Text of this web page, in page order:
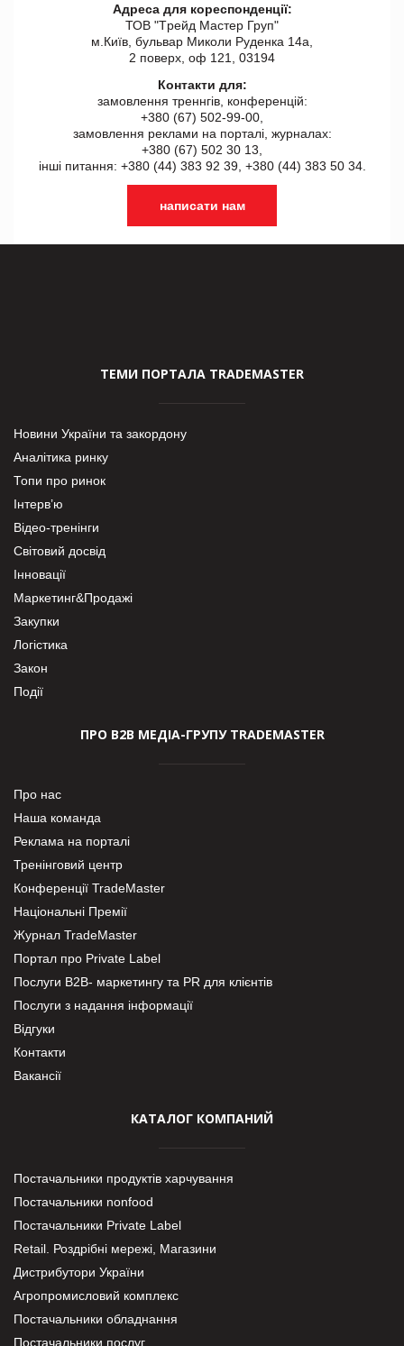
Адреса для кореспонденції:
ТОВ "Tрейд Мастер Груп"
м.Київ, бульвар Миколи Руденка 14а,
2 поверх, оф 121, 03194
Контакти для:
замовлення треннгів, конференцій:
+380 (67) 502-99-00,
замовлення реклами на порталі, журналах:
+380 (67) 502 30 13,
інші питання: +380 (44) 383 92 39, +380 (44) 383 50 34.
написати нам
ТЕМИ ПОРТАЛА TRADEMASTER
Новини України та закордону
Аналітика ринку
Топи про ринок
Інтерв’ю
Відео-тренінги
Світовий досвід
Інновації
Маркетинг&Продажі
Закупки
Логістика
Закон
Події
ПРО В2В МЕДІА-ГРУПУ TRADEMASTER
Про нас
Наша команда
Реклама на порталі
Тренінговий центр
Конференції TradeMaster
Національні Премії
Журнал TradeMaster
Портал про Private Label
Послуги В2В- маркетингу та PR для клієнтів
Послуги з надання інформації
Відгуки
Контакти
Вакансії
КАТАЛОГ КОМПАНИЙ
Постачальники продуктів харчування
Постачальники nonfood
Постачальники Private Label
Retail. Роздрібні мережі, Магазини
Дистрибутори України
Агропромисловий комплекс
Постачальники обладнання
Постачальники послуг